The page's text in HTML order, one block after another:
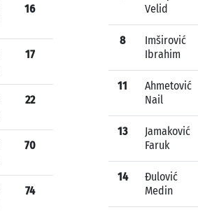
16
17
22
70
74
Velid
8
Imširović
Ibrahim
11
Ahmetović
Nail
13
Jamaković
Faruk
14
Đulović
Medin